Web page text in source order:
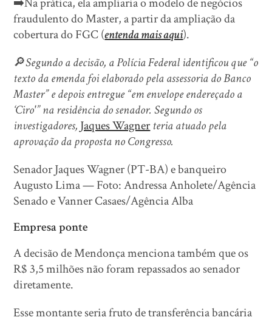
fraudulento do Master, a partir da ampliação da
cobertura do FGC (entenda mais aqui).
🔎Segundo a decisão, a Polícia Federal identificou que “o
texto da emenda foi elaborado pela assessoria do Banco
Master” e depois entregue “em envelope endereçado a
‘Ciro'” na residência do senador. Segundo os
investigadores, Jaques Wagnerteria atuado pela
aprovação da proposta no Congresso.
Senador Jaques Wagner (PT-BA) e banqueiro
Augusto Lima — Foto: Andressa Anholete/Agência
Senado e Vanner Casaes/Agência Alba
Empresa ponte
A decisão de Mendonça menciona também que os
R$ 3,5 milhões não foram repassados ao senador
diretamente.
Esse montante seria fruto de transferência bancária